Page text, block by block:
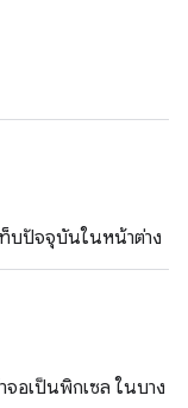
บปัจจุบันในหน้าต่าง
อเป็นพิกเซล ในบาง